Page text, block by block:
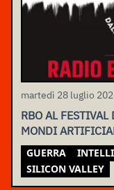
martedì 28 luglio
RBO AL
MONDI
GUERRA
SILICON VALLEY